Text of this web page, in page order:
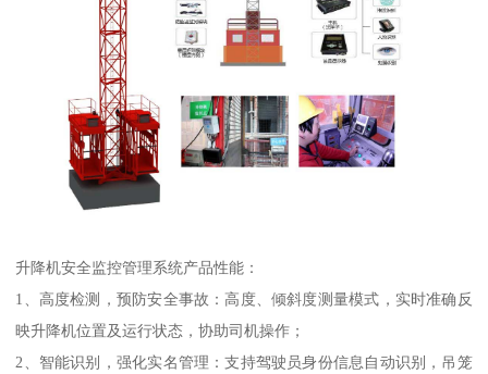
升降机安全监控管理系统产品性能：
1、高度检测，预防安全事故：高度、倾斜度测量模式，实时准确反
映升降机位置及运行状态，协助司机操作；
2、智能识别，强化实名管理：支持驾驶员身份信息自动识别，吊笼